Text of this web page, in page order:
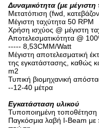
Δυναμικότητα (με μέγιστη
Μετατόπιση (fwd,
Μέγιστη ταχύτητα 50 RPM
Χρήση ισχύος @ μέγιστη
Αποτελεσματικότητα @
----- 8,53CMM/Watt
Μέγιστη αποτελεσματική
της εγκατάστασης, καθώς
m2
Τυπική βιομηχανική
--12-40 μέτρα
Εγκατάσταση υλικού
Τυποποιημένη τοποθέτηση
Παγκόσμια λαβή I-Beam με